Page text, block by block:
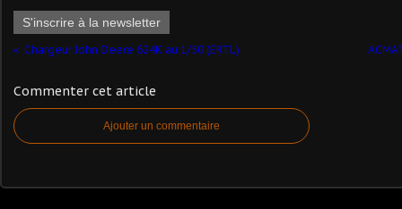
S'inscrire à la newsletter
Chargeur John Deere 624K au 1/50 (ERTL)
Commenter cet article
Ajouter un commentaire